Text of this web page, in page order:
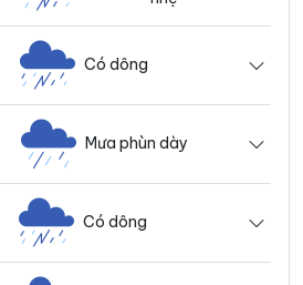
Có dông
Mưa phùn dày
Có dông